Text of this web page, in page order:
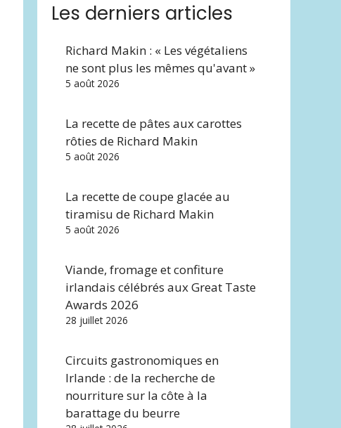
Les derniers articles
Richard Makin : « Les végétaliens
ne sont plus les mêmes qu'avant »
5 août 2026
La recette de pâtes aux carottes
rôties de Richard Makin
5 août 2026
La recette de coupe glacée au
tiramisu de Richard Makin
5 août 2026
Viande, fromage et confiture
irlandais célébrés aux Great Taste
Awards 2026
28 juillet 2026
Circuits gastronomiques en
Irlande : de la recherche de
nourriture sur la côte à la
barattage du beurre